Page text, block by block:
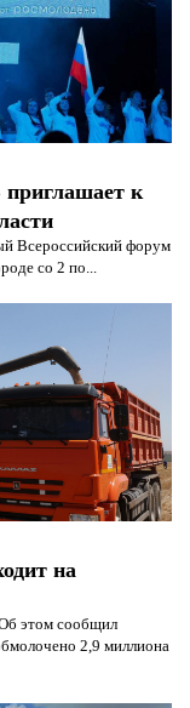
приглашает к
Всероссийский форум
со 2 по...
на
этом сообщил
2,9 миллиона